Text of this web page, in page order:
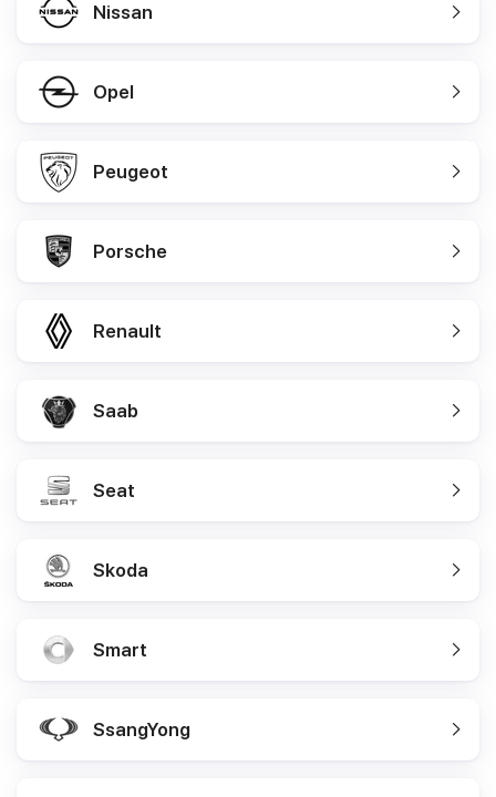
Nissan
Opel
Peugeot
Porsche
Renault
Saab
Seat
Skoda
Smart
SsangYong